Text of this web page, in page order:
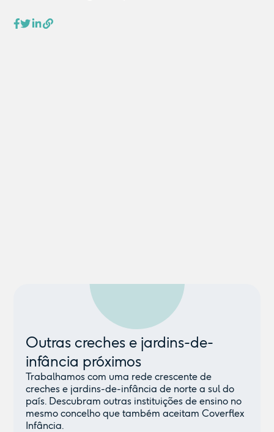
Outras creches e jardins-de-
infância próximos
Trabalhamos com uma rede crescente de
creches e jardins-de-infância de norte a sul do
país. Descubram outras instituições de ensino no
mesmo concelho que também aceitam Coverflex
Infância.